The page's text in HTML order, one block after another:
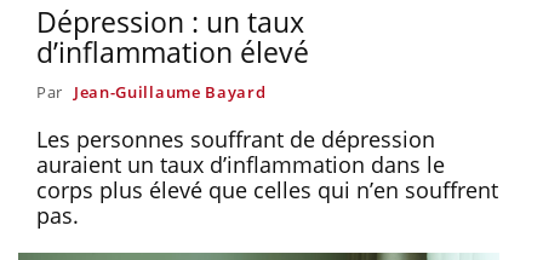
Dépression : un taux
d’inflammation élevé
Par Jean-Guillaume Bayard
Les personnes souffrant de dépression
auraient un taux d’inflammation dans le
corps plus élevé que celles qui n’en souffrent
pas.